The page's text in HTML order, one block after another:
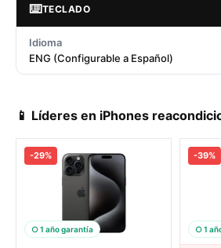
⌨️TECLADO
Idioma
ENG (Configurable a Español)
📱 Líderes en iPhones
-29%
○ 1 año garantía
-39%
○ 1